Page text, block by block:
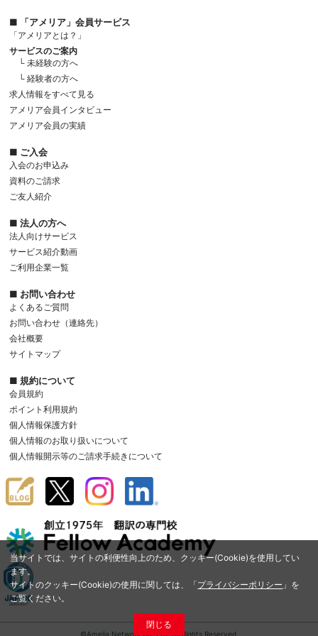
当サイトでは、サイトの利便性向上のため、クッキー(Cookie)を使用してい
ます。
サイトのクッキー(Cookie)の使用に関しては、「プライバシーポリシー 」を
ご覧ください。
閉じる
■ 「アメリア」会員サービス
「アメリアとは？」
サービスのご案内
└ 未経験の方へ
└ 経験者の方へ
求人情報をすべて見る
アメリア会員インタビュー
アメリア会員の実績
■ ご入会
入会のお申込み
資料のご請求
ご友人紹介
■ 法人の方へ
法人向けサービス
サービス紹介動画
ご利用企業一覧
■ お問い合わせ
よくあるご質問
お問い合わせ（連絡先）
会社概要
サイトマップ
■ 規約について
会員規約
ポイント利用規約
個人情報保護方針
個人情報のお取り扱いについて
個人情報開示等のご請求手続きについて
©Amelia Network Co.,Ltd. All Rights Reserved.